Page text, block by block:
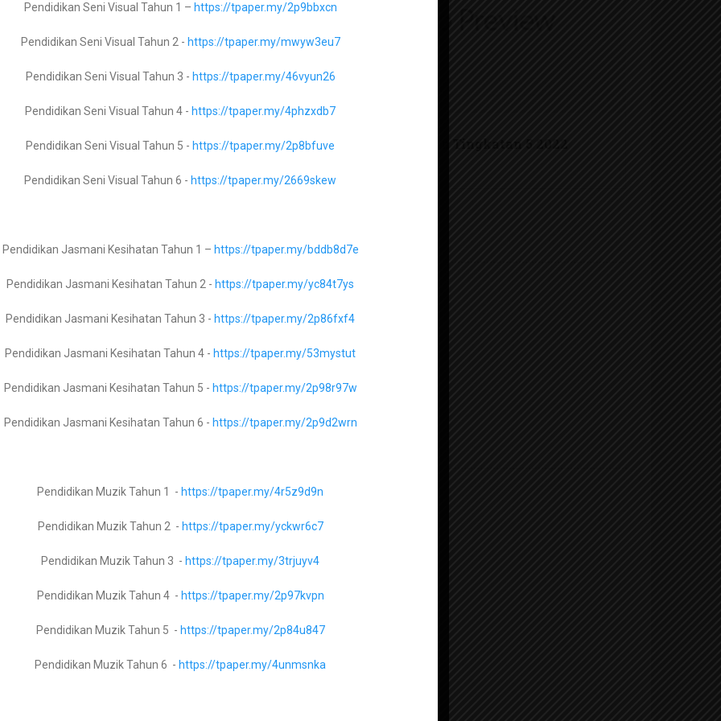
RPT Pendidikan Moral Tingkatan
About The Author
Pendidikan Jasmani Kesihatan Tingkatan 1 –https://tpaper.my/yckn2nkz
Pendidikan Jasmani Kesihatan Tingkatan 2 –https://tpaper.my/2p83a9py
Pendidikan Jasmani Kesihatan Tingkatan 3 –https://tpaper.my/hytdx5tb
Jasmani Kesihatan Tingkatan 4 –https://tpaper.my/2dt7mk2s
Pendidikan Jasmani Kesihatan Tingkatan 5 –https://tpaper.my/2p9x26ar
Kimia Tingkatan 4 - https://tpaper.my/2p9hxt3r
Kimia Tingkatan 5 -https://tpaper.my/3pf4m9hn
Fizik Tingkatan 4 – https://tpaper.my/yc2vpktf
Fizik Tingkatan 5 –https://tpaper.my/25ybspez
Biologi Tingkatan 5 - https://tpaper.my/4cnxdzch
Al Syariah Tingkatan 1 -https://tpaper.my/3rcave6u
Al Syariah Tingkatan 2 - https://tpaper.my/4juu83se
Al Syariah Tingkatan 3 -
Pendidikan Seni Visual Tahun 1 – https://tpaper.my/2p9bbxcn
Pendidikan Seni Visual Tahun 2 - https://tpaper.my/mwyw3eu7
Pendidikan Seni Visual Tahun 3 - https://tpaper.my/46vyun26
Pendidikan Seni Visual Tahun 4 - https://tpaper.my/4phzxdb7
Pendidikan Seni Visual Tahun 5 - https://tpaper.my/2p8bfuve
Pendidikan Seni Visual Tahun 6 - https://tpaper.my/2669skew
Pendidikan Jasmani Kesihatan Tahun 1 – https://tpaper.my/bddb8d7e
Pendidikan Jasmani Kesihatan Tahun 2 - https://tpaper.my/yc84t7ys
Pendidikan Jasmani Kesihatan Tahun 3 - https://tpaper.my/2p86fxf4
Pendidikan Jasmani Kesihatan Tahun 4 - https://tpaper.my/53mystut
Pendidikan Jasmani Kesihatan Tahun 5 - https://tpaper.my/2p98r97w
Pendidikan Jasmani Kesihatan Tahun 6 - https://tpaper.my/2p9d2wrn
Pendidikan Muzik Tahun 1 - https://tpaper.my/4r5z9d9n
Pendidikan Muzik Tahun 2 - https://tpaper.my/yckwr6c7
Pendidikan Muzik Tahun 3 - https://tpaper.my/3trjuyv4
Pendidikan Muzik Tahun 4 - https://tpaper.my/2p97kvpn
Pendidikan Muzik Tahun 5 - https://tpaper.my/2p84u847
Pendidikan Muzik Tahun 6 - https://tpaper.my/4unmsnka